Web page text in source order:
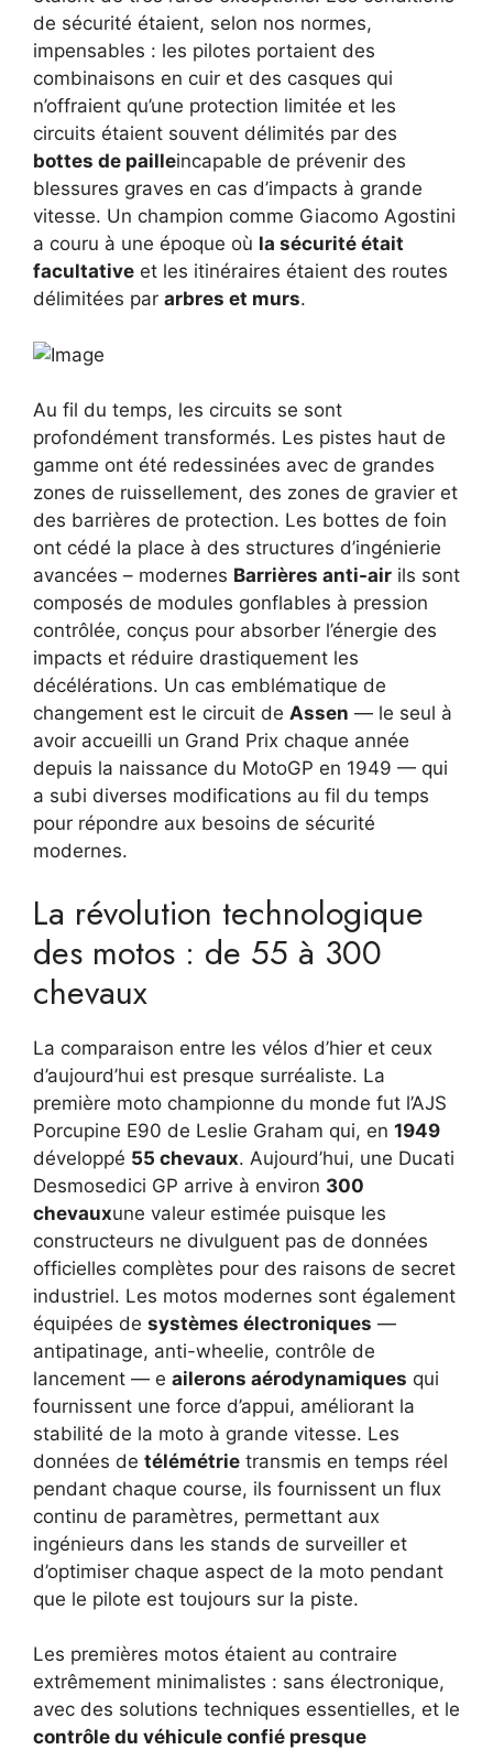
de sécurité étaient, selon nos normes,
impensables : les pilotes portaient des
combinaisons en cuir et des casques qui
n’offraient qu’une protection limitée et les
circuits étaient souvent délimités par des
bottes de pailleincapable de prévenir des
blessures graves en cas d’impacts à grande
vitesse. Un champion comme Giacomo Agostini
a couru à une époque où la sécurité était
facultative et les itinéraires étaient des routes
délimitées par arbres et murs.
Au fil du temps, les circuits se sont
profondément transformés. Les pistes haut de
gamme ont été redessinées avec de grandes
zones de ruissellement, des zones de gravier et
des barrières de protection. Les bottes de foin
ont cédé la place à des structures d’ingénierie
avancées – modernes Barrières anti-air ils sont
composés de modules gonflables à pression
contrôlée, conçus pour absorber l’énergie des
impacts et réduire drastiquement les
décélérations. Un cas emblématique de
changement est le circuit de Assen — le seul à
avoir accueilli un Grand Prix chaque année
depuis la naissance du MotoGP en 1949 — qui
a subi diverses modifications au fil du temps
pour répondre aux besoins de sécurité
modernes.
La révolution technologique
des motos : de 55 à 300
chevaux
La comparaison entre les vélos d’hier et ceux
d’aujourd’hui est presque surréaliste. La
première moto championne du monde fut l’AJS
Porcupine E90 de Leslie Graham qui, en 1949
développé 55 chevaux. Aujourd’hui, une Ducati
Desmosedici GP arrive à environ 300
chevauxune valeur estimée puisque les
constructeurs ne divulguent pas de données
officielles complètes pour des raisons de secret
industriel. Les motos modernes sont également
équipées de systèmes électroniques —
antipatinage, anti-wheelie, contrôle de
lancement — e ailerons aérodynamiques qui
fournissent une force d’appui, améliorant la
stabilité de la moto à grande vitesse. Les
données de télémétrie transmis en temps réel
pendant chaque course, ils fournissent un flux
continu de paramètres, permettant aux
ingénieurs dans les stands de surveiller et
d’optimiser chaque aspect de la moto pendant
que le pilote est toujours sur la piste.
Les premières motos étaient au contraire
extrêmement minimalistes : sans électronique,
avec des solutions techniques essentielles, et le
contrôle du véhicule confié presque